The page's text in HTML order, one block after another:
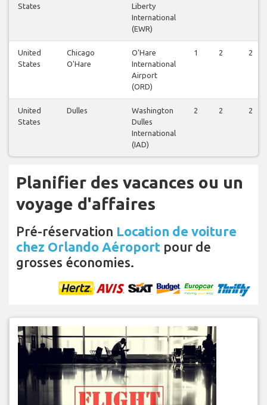
States
Liberty
International
(EWR)
United
States
Chicago
O'Hare
O'Hare
International
Airport
(ORD)
1 2 2
United
States
Dulles
Washington
Dulles
International
(IAD)
2 2 2
Planifier des vacances ou un
voyage d'affaires
Pré-réservation Location de voiture
chez Orlando Aéroport pour de
grosses économies.